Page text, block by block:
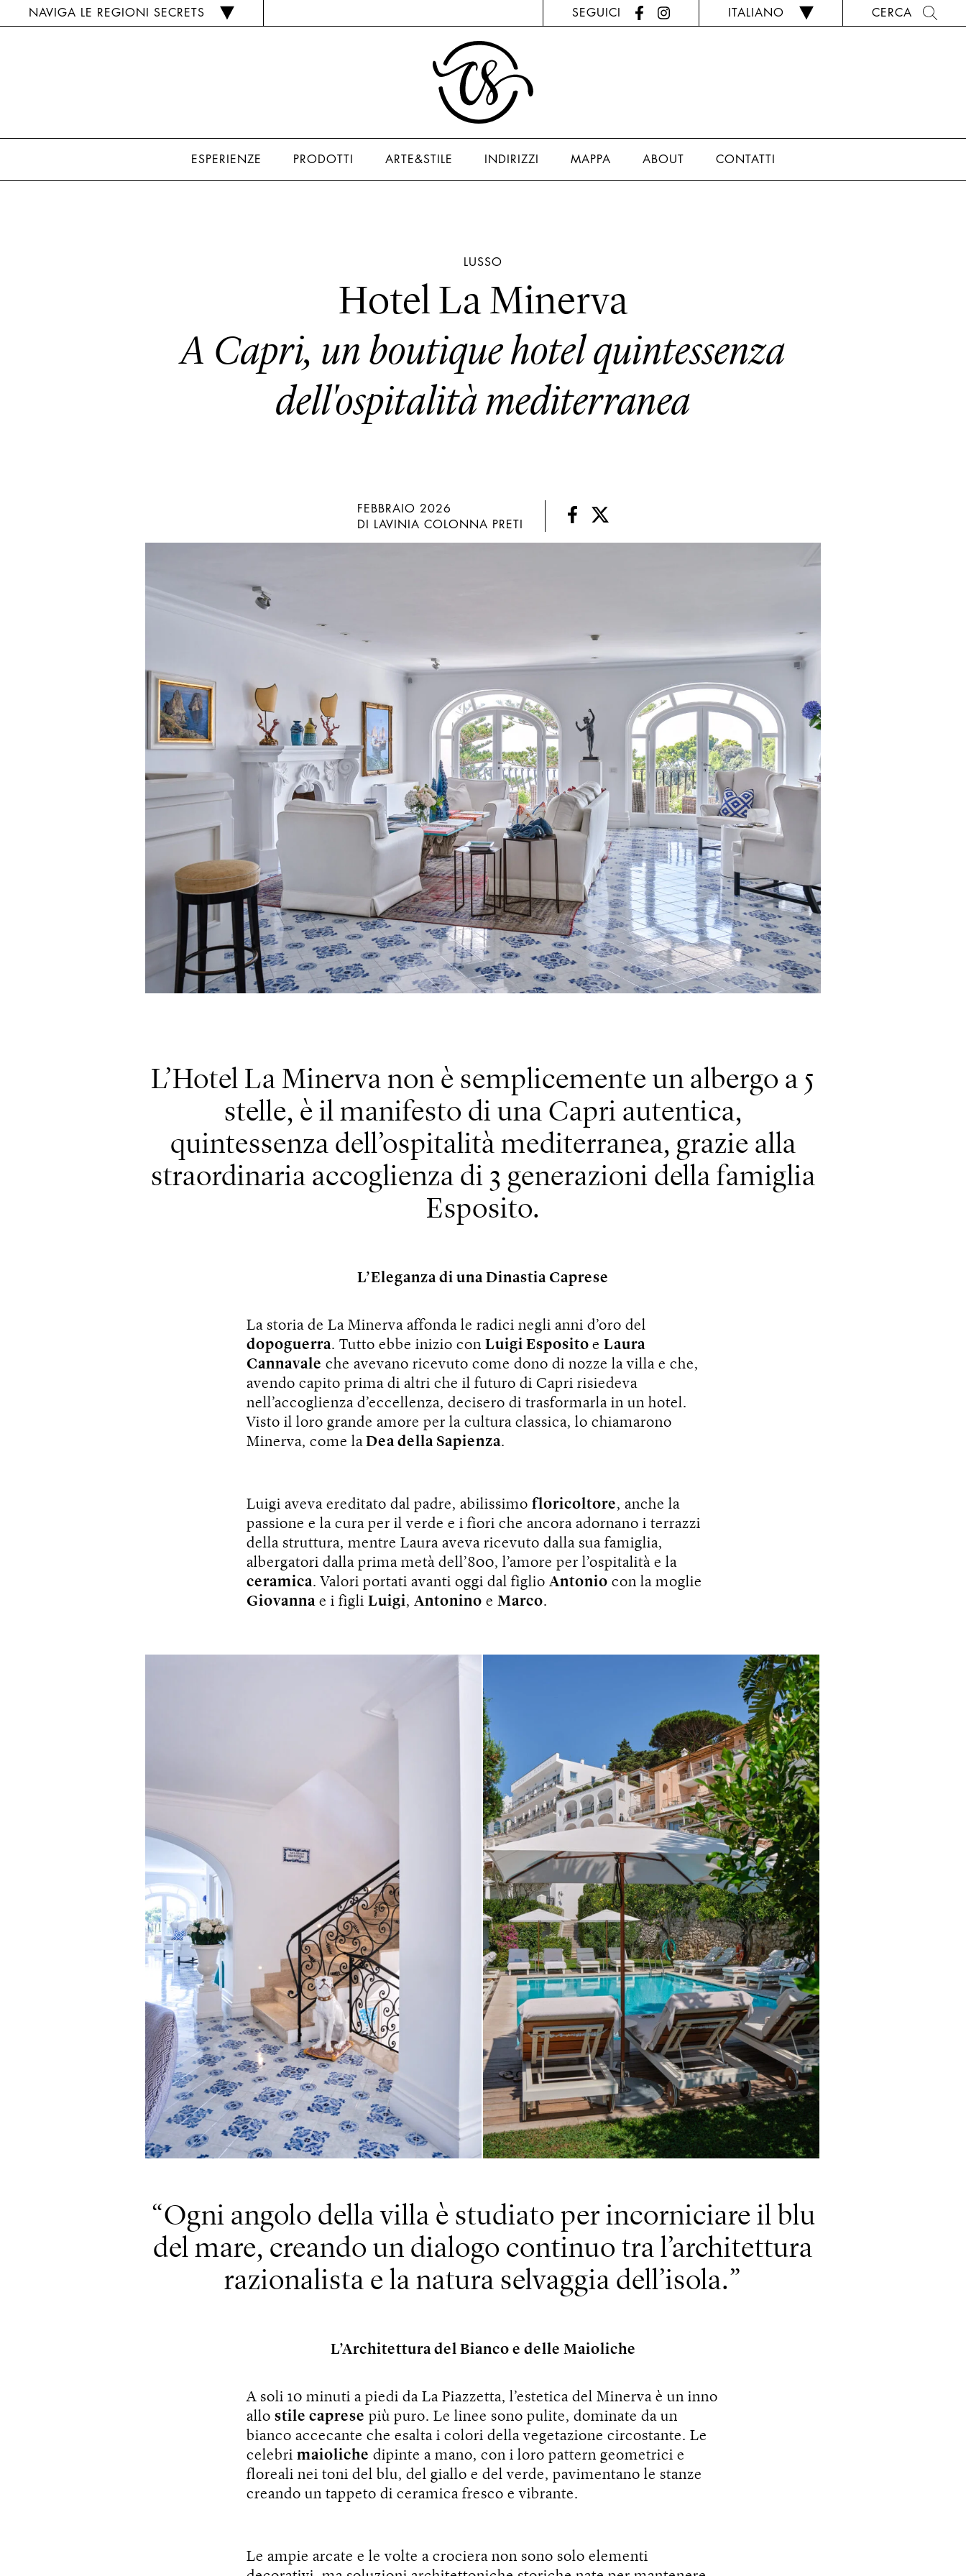
NAVIGA LE REGIONI SECRETS SEGUICI ITALIANO CERCA
ESPERIENZE PRODOTTI ARTE&STILE INDIRIZZI MAPPA ABOUT CONTATTI
LUSSO
Hotel La Minerva
A Capri, un boutique hotel quintessenza
dell'ospitalità mediterranea
FEBBRAIO 2026
DI LAVINIA COLONNA PRETI
L’Hotel La Minerva non è semplicemente un albergo a 5
stelle, è il manifesto di una Capri autentica,
quintessenza dell’ospitalità mediterranea, grazie alla
straordinaria accoglienza di 3 generazioni della famiglia
Esposito.
L’Eleganza di una Dinastia Caprese
La storia de La Minerva affonda le radici negli anni d’oro del
dopoguerra. Tutto ebbe inizio con Luigi Esposito e Laura
Cannavale che avevano ricevuto come dono di nozze la villa e che,
avendo capito prima di altri che il futuro di Capri risiedeva
nell’accoglienza d’eccellenza, decisero di trasformarla in un hotel.
Visto il loro grande amore per la cultura classica, lo chiamarono
Minerva, come laDea della Sapienza.
Luigi aveva ereditato dal padre, abilissimo floricoltore, anche la
passione e la cura per il verde e i fiori che ancora adornano i terrazzi
della struttura, mentre Laura aveva ricevuto dalla sua famiglia,
albergatori dalla prima metà dell’800, l’amore per l’ospitalità e la
ceramica. Valori portati avanti oggi dal figlio Antonio con la moglie
Giovanna e i figli Luigi, Antonino e Marco.
Ogni angolo della villa è studiato per incorniciare il blu
del mare, creando un dialogo continuo tra l’architettura
razionalista e la natura selvaggia dell’isola.
L’Architettura del Bianco e delle Maioliche
A soli 10 minuti a piedi da La Piazzetta, l’estetica del Minerva è un inno
allo stile caprese più puro. Le linee sono pulite, dominate da un
bianco accecante che esalta i colori della vegetazione circostante. Le
celebri maioliche dipinte a mano, con i loro pattern geometrici e
floreali nei toni del blu, del giallo e del verde, pavimentano le stanze
creando un tappeto di ceramica fresco e vibrante.
Le ampie arcate e le volte a crociera non sono solo elementi